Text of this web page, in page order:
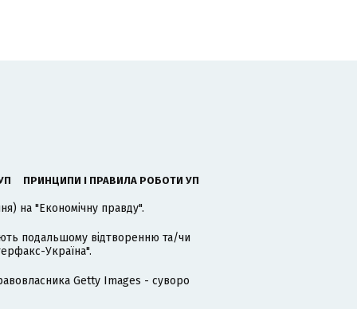
ПРИНЦИПИ І ПРАВИЛА РОБОТИ УП
на "Економічну правду".
подальшому відтворенню та/чи
Україна".
Getty Images - суворо